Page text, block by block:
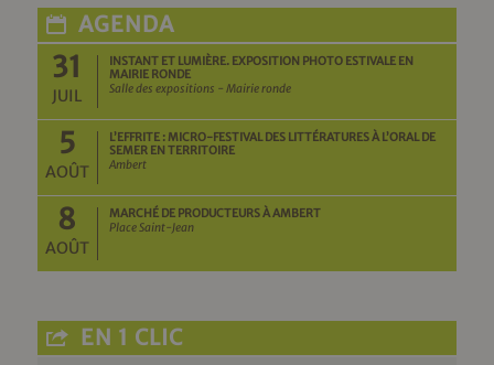
AGENDA
31
JUIL
INSTANT ET LUMIÈRE. EXPOSITION PHOTO ESTIVALE EN
MAIRIE RONDE
Salle des expositions - Mairie ronde
5
AOÛT
L’EFFRITE : MICRO-FESTIVAL DES LITTÉRATURES À L’ORAL DE
SEMER EN TERRITOIRE
Ambert
8
AOÛT
MARCHÉ DE PRODUCTEURS À AMBERT
Place Saint-Jean
EN 1 CLIC